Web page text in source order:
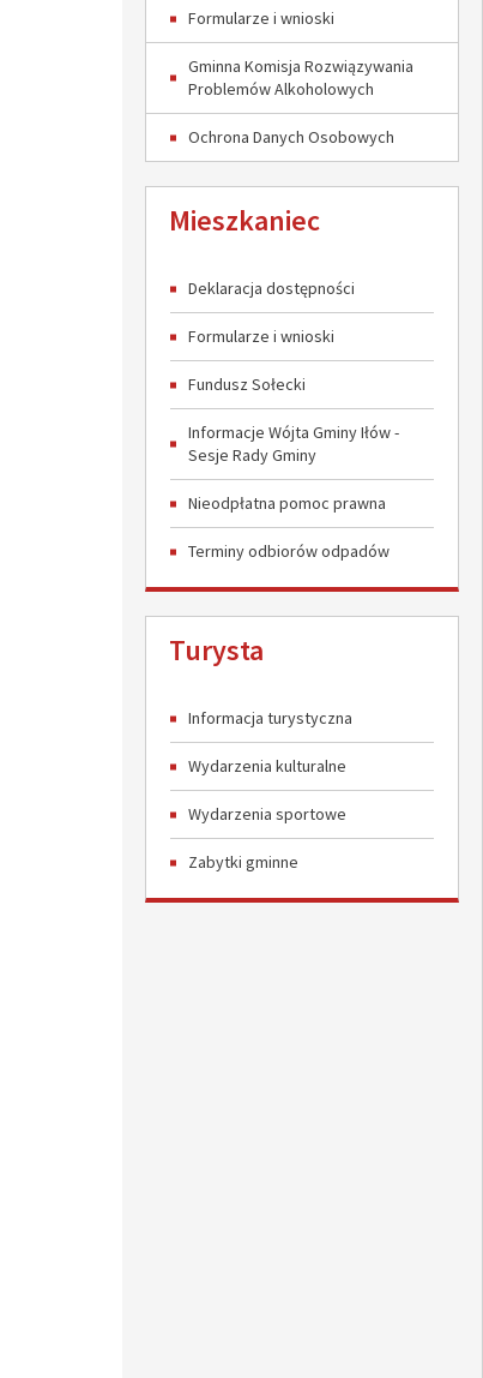
Formularze i wnioski
Gminna Komisja Rozwiązywania
Problemów Alkoholowych
Ochrona Danych Osobowych
Mieszkaniec
Deklaracja dostępności
Formularze i wnioski
Fundusz Sołecki
Informacje Wójta Gminy Iłów -
Sesje Rady Gminy
Nieodpłatna pomoc prawna
Terminy odbiorów odpadów
Turysta
Informacja turystyczna
Wydarzenia kulturalne
Wydarzenia sportowe
Zabytki gminne